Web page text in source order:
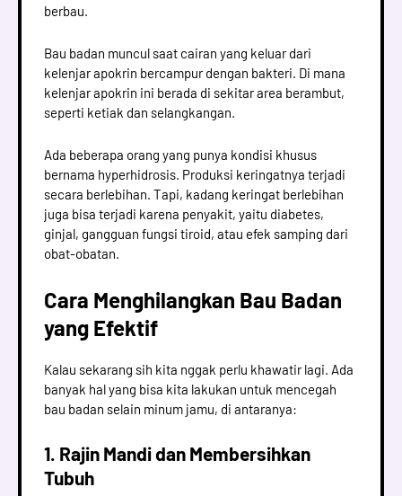
berbau.
Bau badan muncul saat cairan yang keluar dari
kelenjar apokrin bercampur dengan bakteri. Di mana
kelenjar apokrin ini berada di sekitar area berambut,
seperti ketiak dan selangkangan.
Ada beberapa orang yang punya kondisi khusus
bernama hyperhidrosis. Produksi keringatnya terjadi
secara berlebihan. Tapi, kadang keringat berlebihan
juga bisa terjadi karena penyakit, yaitu diabetes,
ginjal, gangguan fungsi tiroid, atau efek samping dari
obat-obatan.
Cara Menghilangkan Bau Badan
yang Efektif
Kalau sekarang sih kita nggak perlu khawatir lagi. Ada
banyak hal yang bisa kita lakukan untuk mencegah
bau badan selain minum jamu, di antaranya:
1. Rajin Mandi dan Membersihkan
Tubuh